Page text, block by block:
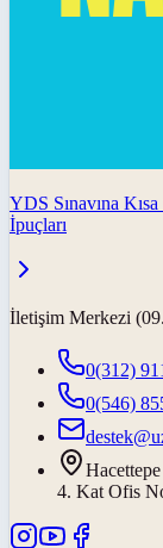
YDS Sınavına
İpuçları
İletişim Merkezi
0(312)
0(546)
4. Kat Ofis